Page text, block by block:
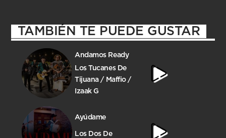
TAMBIÉN TE PUEDE GUSTAR
Andamos Ready
Los Tucanes De
Tijuana / Maffio /
Izaak G
Ayúdame
Los Dos De